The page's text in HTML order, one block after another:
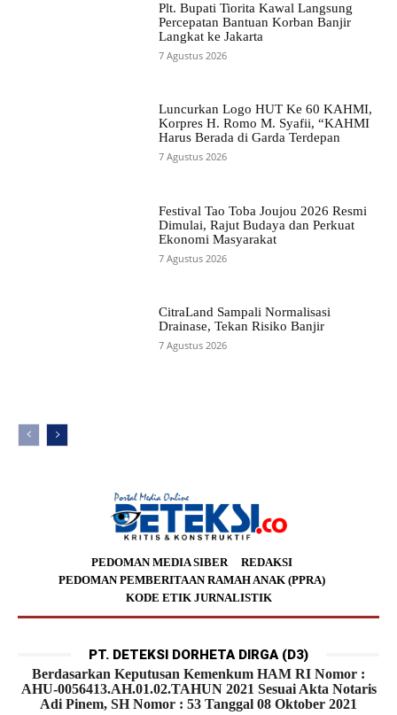
Plt. Bupati Tiorita Kawal Langsung
Percepatan Bantuan Korban Banjir
Langkat ke Jakarta
7 Agustus 2026
Luncurkan Logo HUT Ke 60 KAHMI,
Korpres H. Romo M. Syafii, “KAHMI
Harus Berada di Garda Terdepan
7 Agustus 2026
Festival Tao Toba Joujou 2026 Resmi
Dimulai, Rajut Budaya dan Perkuat
Ekonomi Masyarakat
7 Agustus 2026
CitraLand Sampali Normalisasi
Drainase, Tekan Risiko Banjir
7 Agustus 2026
PEDOMAN MEDIA SIBER
REDAKSI
PEDOMAN PEMBERITAAN RAMAH ANAK (PPRA)
KODE ETIK JURNALISTIK
PT. DETEKSI DORHETA DIRGA (D3)
Berdasarkan Keputusan Kemenkum HAM RI Nomor :
AHU-0056413.AH.01.02.TAHUN 2021 Sesuai Akta Notaris
Adi Pinem, SH Nomor : 53 Tanggal 08 Oktober 2021